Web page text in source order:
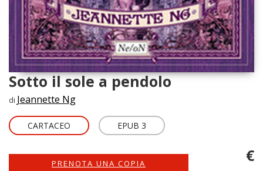
Sotto il sole a pendolo
di Jeannette Ng
CARTACEO EPUB 3
PRENOTA UNA COPIA
€